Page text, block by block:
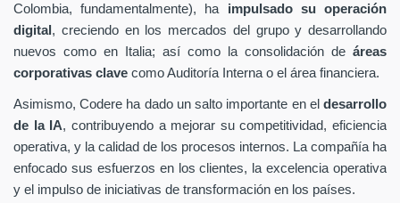
Colombia, fundamentalmente), ha impulsado su operación
digital , creciendo en los mercados del grupo y desarrollando
nuevos como en Italia; así como la consolidación de áreas
corporativas clave como Auditoría Interna o el área financiera.
Asimismo, Codere ha dado un salto importante en el desarrollo
de la IA, contribuyendo a mejorar su competitividad, eficiencia
operativa, y la calidad de los procesos internos. La compañía ha
enfocado sus esfuerzos en los clientes, la excelencia operativa
y el impulso de iniciativas de transformación en los países.